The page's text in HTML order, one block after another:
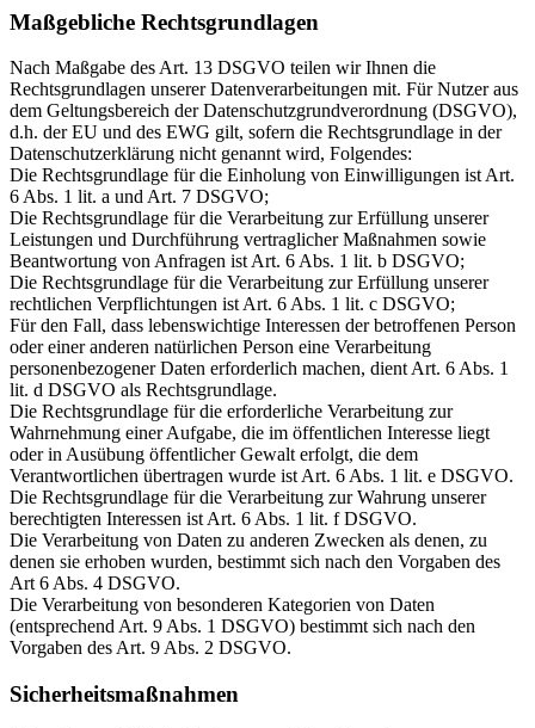
Maßgebliche Rechtsgrundlagen
Nach Maßgabe des Art. 13 DSGVO teilen wir Ihnen die
Rechtsgrundlagen unserer Datenverarbeitungen mit. Für Nutzer aus
dem Geltungsbereich der Datenschutzgrundverordnung (DSGVO),
d.h. der EU und des EWG gilt, sofern die Rechtsgrundlage in der
Datenschutzerklärung nicht genannt wird, Folgendes:
Die Rechtsgrundlage für die Einholung von Einwilligungen ist Art.
6 Abs. 1 lit. a und Art. 7 DSGVO;
Die Rechtsgrundlage für die Verarbeitung zur Erfüllung unserer
Leistungen und Durchführung vertraglicher Maßnahmen sowie
Beantwortung von Anfragen ist Art. 6 Abs. 1 lit. b DSGVO;
Die Rechtsgrundlage für die Verarbeitung zur Erfüllung unserer
rechtlichen Verpflichtungen ist Art. 6 Abs. 1 lit. c DSGVO;
Für den Fall, dass lebenswichtige Interessen der betroffenen Person
oder einer anderen natürlichen Person eine Verarbeitung
personenbezogener Daten erforderlich machen, dient Art. 6 Abs. 1
lit. d DSGVO als Rechtsgrundlage.
Die Rechtsgrundlage für die erforderliche Verarbeitung zur
Wahrnehmung einer Aufgabe, die im öffentlichen Interesse liegt
oder in Ausübung öffentlicher Gewalt erfolgt, die dem
Verantwortlichen übertragen wurde ist Art. 6 Abs. 1 lit. e DSGVO.
Die Rechtsgrundlage für die Verarbeitung zur Wahrung unserer
berechtigten Interessen ist Art. 6 Abs. 1 lit. f DSGVO.
Die Verarbeitung von Daten zu anderen Zwecken als denen, zu
denen sie erhoben wurden, bestimmt sich nach den Vorgaben des
Art 6 Abs. 4 DSGVO.
Die Verarbeitung von besonderen Kategorien von Daten
(entsprechend Art. 9 Abs. 1 DSGVO) bestimmt sich nach den
Vorgaben des Art. 9 Abs. 2 DSGVO.
Sicherheitsmaßnahmen